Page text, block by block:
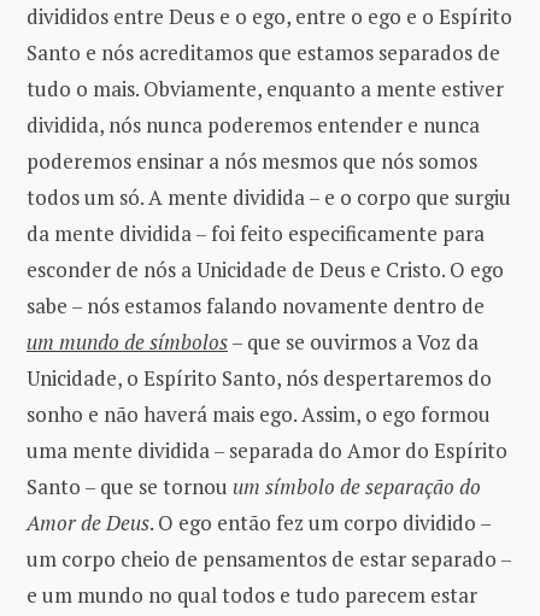
divididos entre Deus e o ego, entre o ego e o Espírito
Santo e nós acreditamos que estamos separados de
tudo o mais. Obviamente, enquanto a mente estiver
dividida, nós nunca poderemos entender e nunca
poderemos ensinar a nós mesmos que nós somos
todos um só. A mente dividida – e o corpo que surgiu
da mente dividida – foi feito especificamente para
esconder de nós a Unicidade de Deus e Cristo. O ego
sabe – nós estamos falando novamente dentro de
um mundo de símbolos– que se ouvirmos a Voz da
Unicidade, o Espírito Santo, nós despertaremos do
sonho e não haverá mais ego. Assim, o ego formou
uma mente dividida – separada do Amor do Espírito
Santo – que se tornou um símbolo de separação do
Amor de Deus. O ego então fez um corpo dividido –
um corpo cheio de pensamentos de estar separado –
e um mundo no qual todos e tudo parecem estar